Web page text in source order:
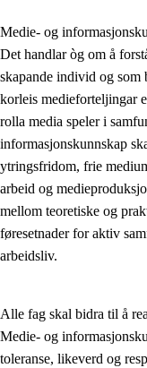
Fagrelevans og
Kjerneelement
Tverrfaglege tema
Grunnleggjande
Medie- og
Det handlar òg om å
skapande individ og
korleis medieforteljingar
rolla media speler i
informasjonskunnskap
ytringsfridom, frie
arbeid og
mellom teoretiske og
føresetnader for aktiv
arbeidsliv.
Alle fag skal bidra til å
Medie- og
toleranse, likeverd og